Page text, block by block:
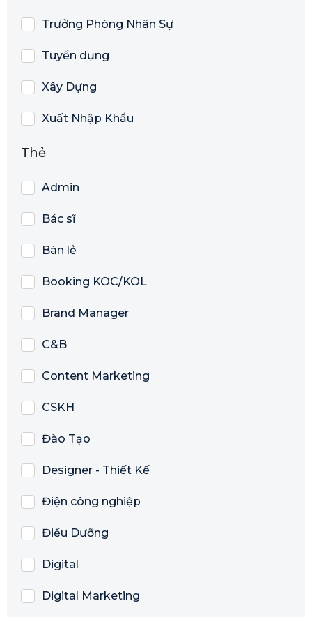
Trưởng Phòng Nhân Sự
Tuyển dụng
Xây Dựng
Xuất Nhập Khẩu
Thẻ
Admin
Bác sĩ
Bán lẻ
Booking KOC/KOL
Brand Manager
C&B
Content Marketing
CSKH
Đào Tạo
Designer - Thiết Kế
Điện công nghiệp
Điều Dưỡng
Digital
Digital Marketing